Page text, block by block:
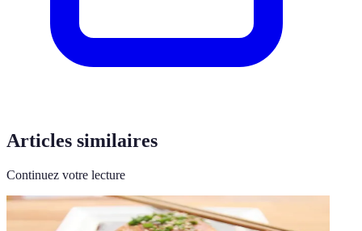
Articles similaires
Continuez votre lecture